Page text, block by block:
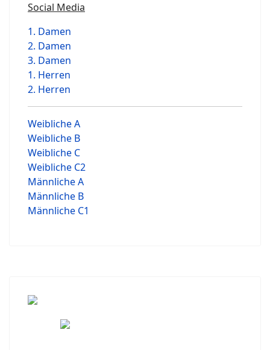
Social Media
1. Damen
2. Damen
3. Damen
1. Herren
2. Herren
Weibliche A
Weibliche B
Weibliche C
Weibliche C2
Männliche A
Männliche B
Männliche C1